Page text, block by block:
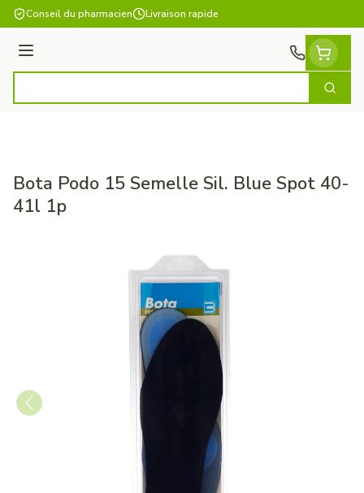
Aller au contenu
Conseil du pharmacien Livraison rapide
Menu
Bota Podo 15 Semelle Sil. Blue Spot 40-
41l 1p